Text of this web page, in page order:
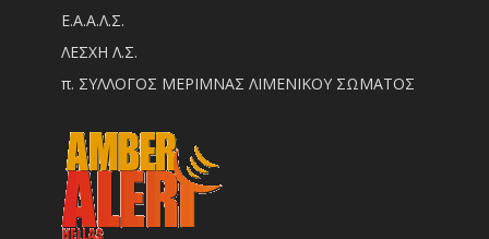
Ε.Α.Α.Λ.Σ.
ΛΕΣΧΗ Λ.Σ.
π. ΣΥΛΛΟΓΟΣ ΜΕΡΙΜΝΑΣ ΛΙΜΕΝΙΚΟΥ ΣΩΜΑΤΟΣ